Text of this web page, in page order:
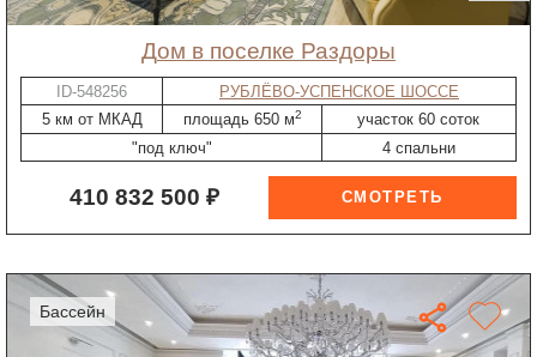
дом в поселке Раздоры
ID-548256
РУБЛЁВО-УСПЕНСКОЕ ШОССЕ
5 км от МКАД
площадь 650 м2
участок 60 соток
"под ключ"
4 спальни
410 832 500 ₽
бассейн